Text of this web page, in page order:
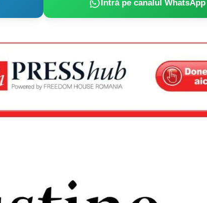
Intră pe canalul WhatsApp